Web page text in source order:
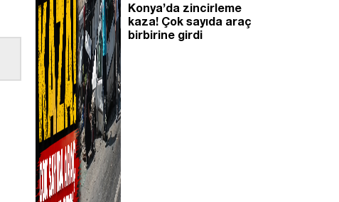
Konya’da zincirleme
kaza! Çok sayıda araç
birbirine girdi